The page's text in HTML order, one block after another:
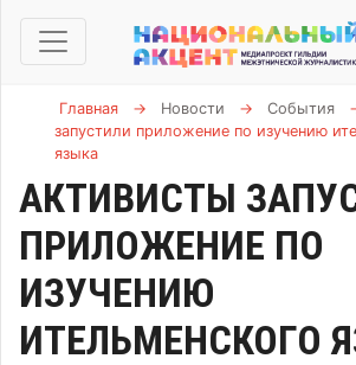
Главная → Новости → События
запустили приложение по изучению
языка
АКТИВИСТЫ
ПРИЛОЖЕНИЕ ПО
ИЗУЧЕНИЮ
ИТЕЛЬМЕНСКОГО